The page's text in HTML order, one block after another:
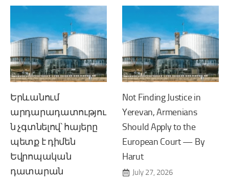
Երևանում
արդարադատությու
ն չգտնելով՝ հայերը
պետք է դիմեն
Եվրոպական
դատարան
Not Finding Justice in
Yerevan, Armenians
Should Apply to the
European Court — By
Harut
July 27, 2026